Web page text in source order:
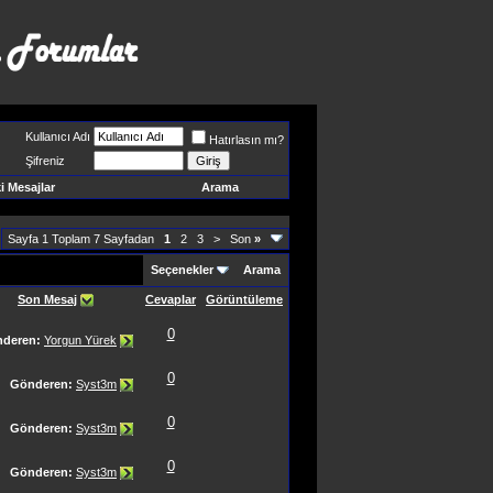
Kullanıcı Adı
Hatırlasın mı?
Şifreniz
Mesajlar
Arama
Sayfa 1 Toplam 7 Sayfadan 1 2 3 > Son »
Seçenekler Arama
Son Mesaj Cevaplar Görüntüleme
Yorgun Yürek 0
Gönderen: Syst3m 0
Gönderen: Syst3m 0
Gönderen: Syst3m 0